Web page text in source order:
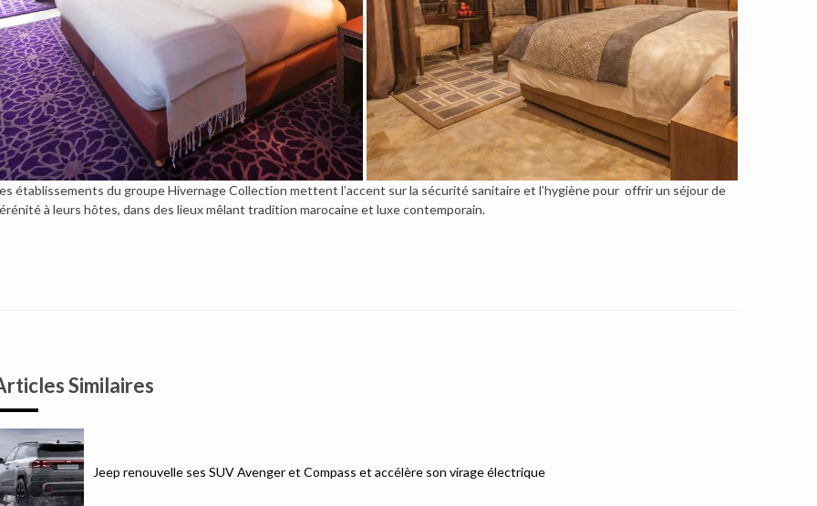
établissements du groupe Hivernage Collection mettent l’accent sur la sécurité sanitaire et l’hygiène pour offrir un séjour de
à leurs hôtes, dans des lieux mêlant tradition marocaine et luxe contemporain.
Similaires
Jeep renouvelle ses SUV Avenger et Compass et accélère son virage électrique